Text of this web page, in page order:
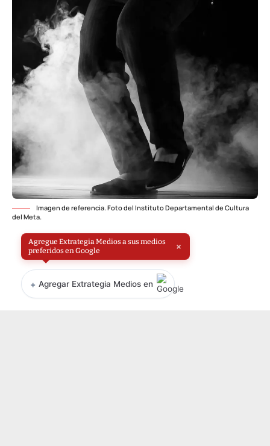
Imagen de referencia. Foto del Instituto Departamental de Cultura
del Meta.
Agregue Extrategia Medios a sus medios
preferidos en Google
×
+ Agregar Extrategia Medios en